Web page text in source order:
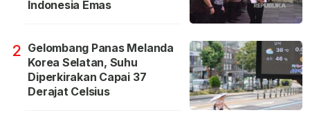
Indonesia Emas
2 Gelombang Panas Melanda
Korea Selatan, Suhu
Diperkirakan Capai 37
Derajat Celsius